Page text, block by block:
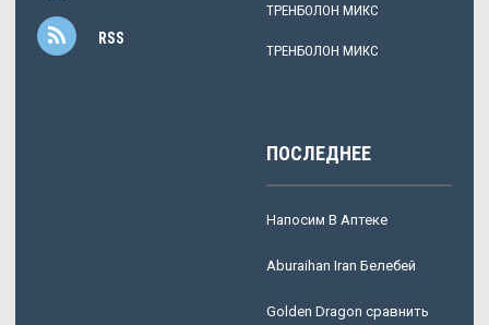
RSS
ТРЕНБОЛОН МИКС
ТРЕНБОЛОН МИКС
ПОСЛЕДНЕЕ
Напосим В Аптеке
Aburaihan Iran Белебей
Golden Dragon сравнить